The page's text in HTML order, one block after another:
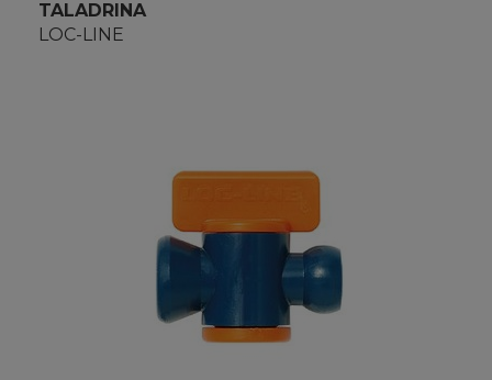
TALADRINA
LOC-LINE